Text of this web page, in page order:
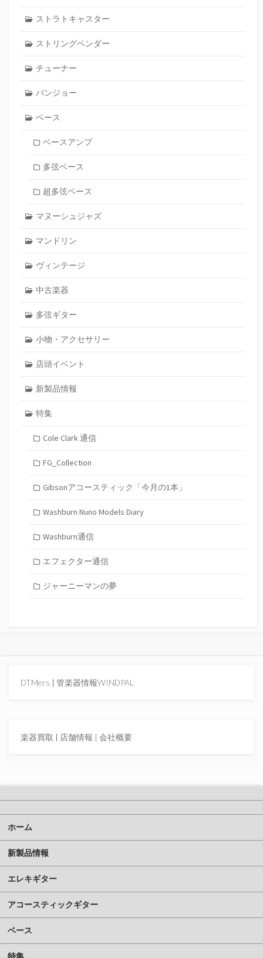
ストラトキャスター
ストリングベンダー
チューナー
バンジョー
ベース
ベースアンプ
多弦ベース
超多弦ベース
マヌーシュジャズ
マンドリン
ヴィンテージ
中古楽器
多弦ギター
小物・アクセサリー
店頭イベント
新製品情報
特集
Cole Clark 通信
FG_Collection
Gibsonアコースティック「今月の1本」
Washburn Nuno Models Diary
Washburn通信
エフェクター通信
ジャーニーマンの夢
DTMers | 管楽器情報WINDPAL
楽器買取 | 店舗情報 | 会社概要
ホーム
新製品情報
エレキギター
アコースティックギター
ベース